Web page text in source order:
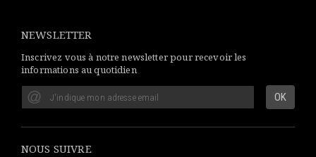
NEWSLETTER
Inscrivez vous à notre newsletter pour recevoir les
informations au quotidien
NOUS SUIVRE